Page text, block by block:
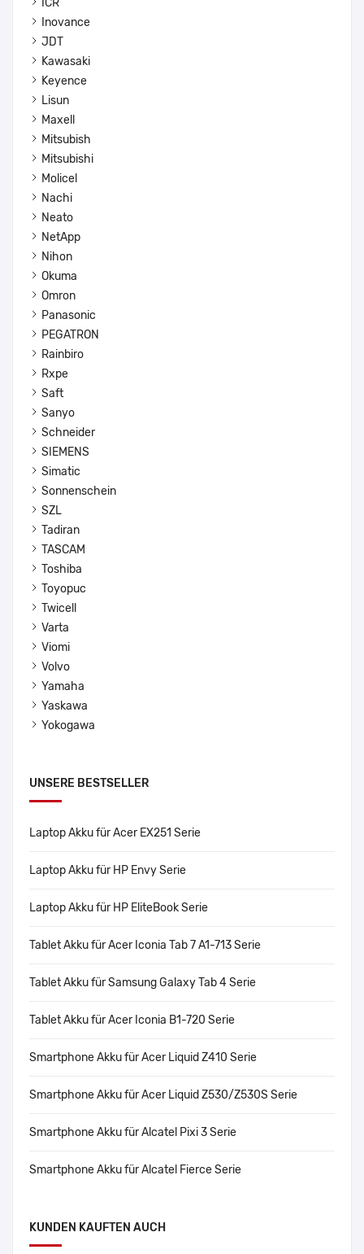
ICR
Inovance
JDT
Kawasaki
Keyence
Lisun
Maxell
Mitsubish
Mitsubishi
Molicel
Nachi
Neato
NetApp
Nihon
Okuma
Omron
Panasonic
PEGATRON
Rainbiro
Rxpe
Saft
Sanyo
Schneider
SIEMENS
Simatic
Sonnenschein
SZL
Tadiran
TASCAM
Toshiba
Toyopuc
Twicell
Varta
Viomi
Volvo
Yamaha
Yaskawa
Yokogawa
UNSERE BESTSELLER
Laptop Akku für Acer EX251 Serie
Laptop Akku für HP Envy Serie
Laptop Akku für HP EliteBook Serie
Tablet Akku für Acer Iconia Tab 7 A1-713 Serie
Tablet Akku für Samsung Galaxy Tab 4 Serie
Tablet Akku für Acer Iconia B1-720 Serie
Smartphone Akku für Acer Liquid Z410 Serie
Smartphone Akku für Acer Liquid Z530/Z530S Serie
Smartphone Akku für Alcatel Pixi 3 Serie
Smartphone Akku für Alcatel Fierce Serie
KUNDEN KAUFTEN AUCH